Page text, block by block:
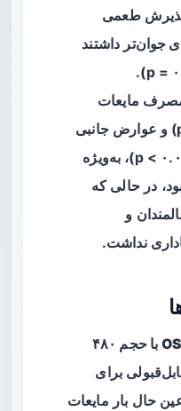
طعمی
جوان‌تر داشتند
مایعات
کمتری داشتند (p = ۰.۰۴) و عوارض جانبی
کمتری گزارش کردند (p < ۰.۰۱)، به‌ویژه
در حالی که
و
نداشت.
OSS با حجم ۴۸۰
برای
حال بار مایعات